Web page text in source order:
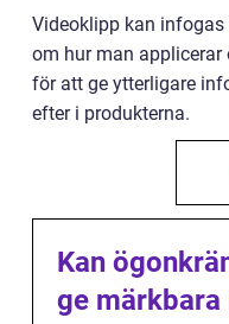
Videoklipp kan
om hur man
för att ge ytterligare
efter i produkterna.
Kan
ge märkbara